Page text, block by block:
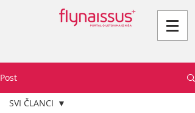
Post
SVI ČLANCI